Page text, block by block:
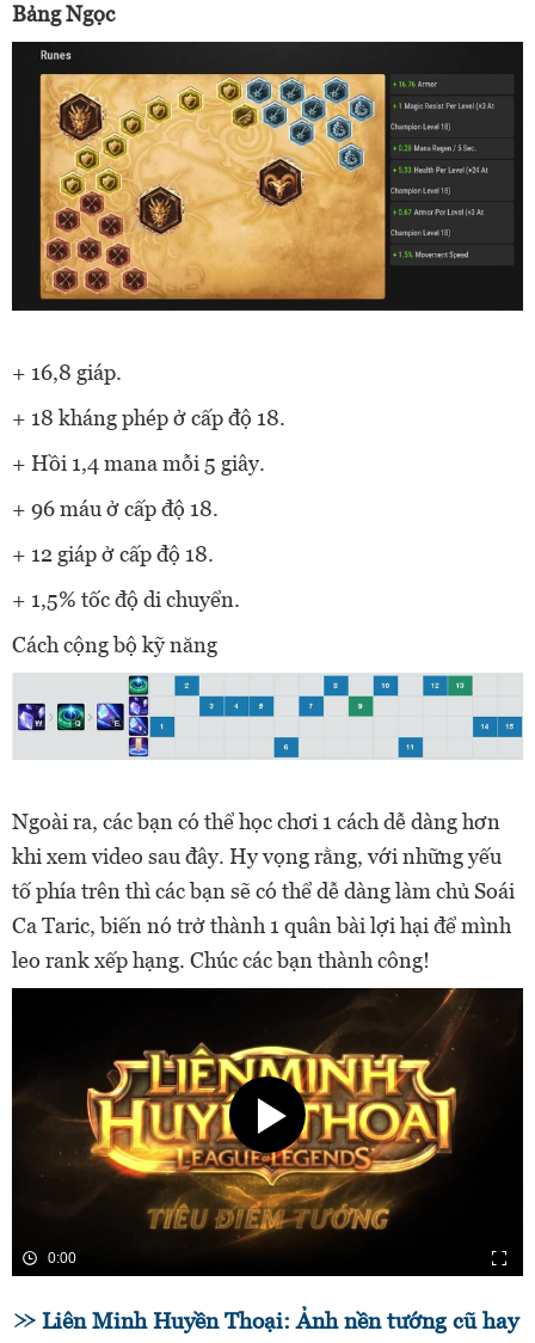
Bảng Ngọc
+ 16,8 giáp.
+ 18 kháng phép ở cấp độ 18.
+ Hồi 1,4 mana mỗi 5 giây.
+ 96 máu ở cấp độ 18.
+ 12 giáp ở cấp độ 18.
+ 1,5% tốc độ di chuyển.
Cách cộng bộ kỹ năng
Ngoài ra, các bạn có thể học chơi 1 cách dễ dàng hơn
khi xem video sau đây. Hy vọng rằng, với những yếu
tố phía trên thì các bạn sẽ có thể dễ dàng làm chủ Soái
Ca Taric, biến nó trở thành 1 quân bài lợi hại để mình
leo rank xếp hạng. Chúc các bạn thành công!
0:00
Liên Minh Huyền Thoại: Ảnh nền tướng cũ hay